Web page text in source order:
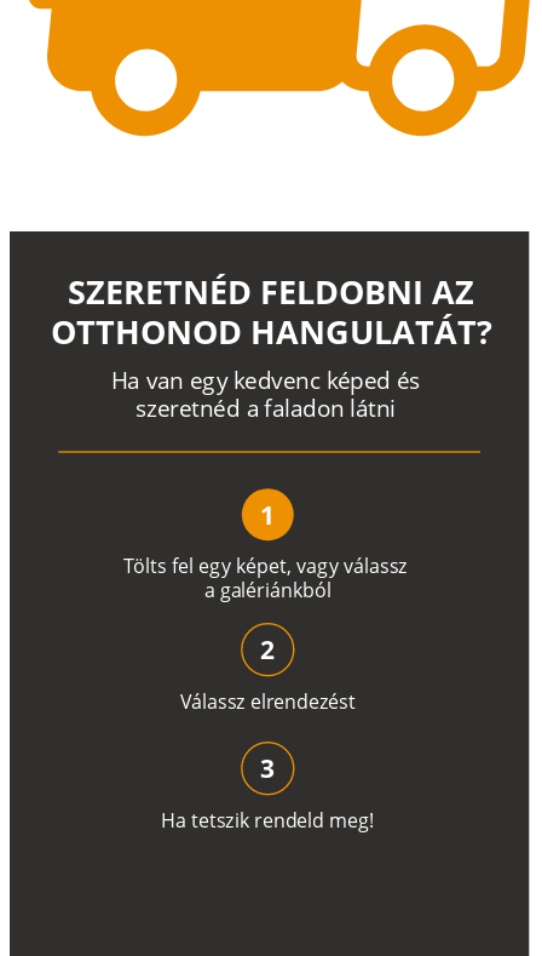
Tölts fel egy képet, vagyválassz
a galériánkból
Ha van egy kedvenc képed és
szeretnéd a faladon látni
SZERETNÉD FELDOBNI AZ
OTTHONOD HANGULATÁT?
1
Válassz elrendezést
2
Ha tetszik rendeld meg!
3